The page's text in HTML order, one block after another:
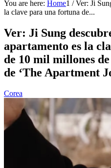
You are here: Home1 / Ver: Ji
la clave para una fortuna de...
Ver: Ji Sung
apartamento es la
de 10 mil millones
de ‘The Apartment
Corea